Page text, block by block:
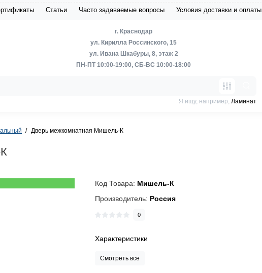
Статьи Часто задаваемые вопросы Условия доставки и оплаты
г. Краснодар
ул. Кирилла Россинского, 15
ул. Ивана Шкабуры, 8, этаж 2
ПН-ПТ 10:00-19:00, СБ-ВС 10:00-18:00
Я ищу, например, Ламинат
Дверь межкомнатная Мишель-К
Код Товара: Мишель-К
Производитель: Россия
0
Характеристики
Смотреть все